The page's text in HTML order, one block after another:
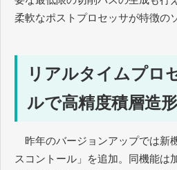
柔軟なポストプロセッサが特徴の
リアルタイムプロ
ルで高精度積層造
昨年のバージョンアップでは新
スコントール」を追加。同機能は